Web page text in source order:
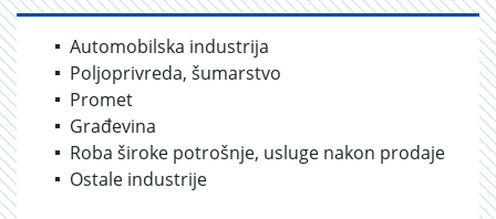
Automobilska industrija
Poljoprivreda, šumarstvo
Promet
Građevina
Roba široke potrošnje, usluge nakon prodaje
Ostale industrije